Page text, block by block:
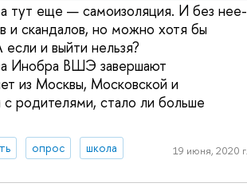
тут еще — самоизоляция. И без нее-
и скандалов, но можно хотя бы
и выйти нельзя?
Инобра ВШЭ завершают
из Москвы, Московской и
родителями, стало ли больше
опрос школа 19 июня, 2020 г.